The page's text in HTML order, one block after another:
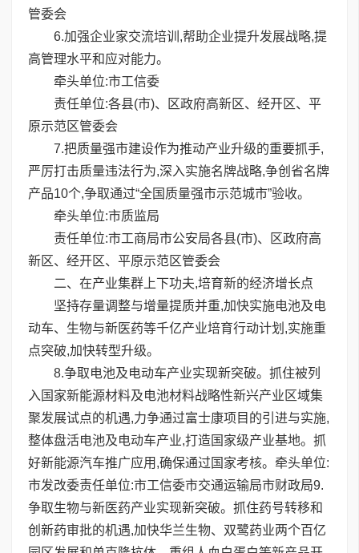
管委会
6.加强企业家交流培训,帮助企业提升发展战略,提
高管理水平和应对能力。
牵头单位:市工信委
责任单位:各县(市)、区政府高新区、经开区、平
原示范区管委会
7.把质量强市建设作为推动产业升级的重要抓手,
严厉打击质量违法行为,深入实施名牌战略,争创省名牌
产品10个,争取通过“全国质量强市示范城市”验收。
牵头单位:市质监局
责任单位:市工商局市公安局各县(市)、区政府高
新区、经开区、平原示范区管委会
二、在产业集群上下功夫,培育新的经济增长点
坚持存量调整与增量提质并重,加快实施电池及电
动车、生物与新医药等千亿产业培育行动计划,实施重
点突破,加快转型升级。
8.争取电池及电动车产业实现新突破。抓住被列
入国家新能源材料及电池材料战略性新兴产业区域集
聚发展试点的机遇,力争通过富士康项目的引进与实施,
整体盘活电池及电动车产业,打造国家级产业基地。抓
好新能源汽车推广应用,确保通过国家考核。牵头单位:
市发改委责任单位:市工信委市交通运输局市财政局9.
争取生物与新医药产业实现新突破。抓住药号转移和
创新药审批的机遇,加快华兰生物、双鹭药业两个百亿